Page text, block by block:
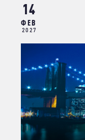
14
ФЕВ
2027